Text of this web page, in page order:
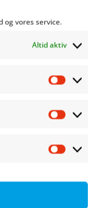
og vores service.
Altid aktiv